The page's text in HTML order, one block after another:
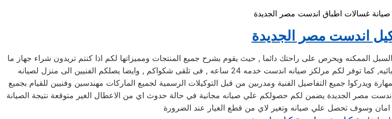
صيانة غسالات اطباق اندست مصر الجديدة
اندست مصر الجديدة
الممكنه ويحرص على راحتك دائما , حيث يقوم بشرح جميع المنتجات ومميزاتها لكم اذا كنتم تريدون شراء جهاز ما
من توكيل اندست , كما يوجد فريق دعم فنى يقوم بصيانه جميع الاجهزه الكهربائيه, كما توفر لكم مرلكز صيانه اندست خدمه 24 ساعه , فى تلقى شكواكم , وايضا يصلكم الفنيين الى منزل لصيانه
جميع التفاصيل الفنية ومدربين من قبل التوكيلات الرسمية لجميع الماركات مهندسين وفنيين للقيام بجميع
مصر الجديدة يضمن لكم حصولكم علي صيانه مجانية في حالة حدوث اي من الاعطال الغير متوقعة نتيجة الصيانة